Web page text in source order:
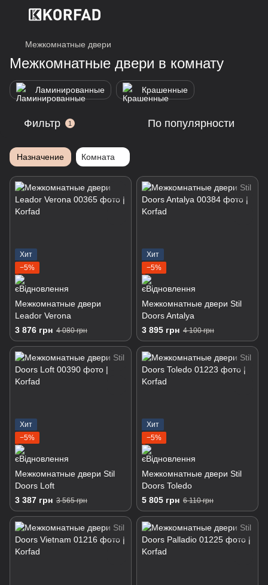
Межкомнатные двери
Межкомнатные двери в комнату
Ламинированные Крашенные
Фильтр 1 По популярности
Назначение Комната
Хит
−5%
Межкомнатные двери
Leador Verona
3 876 грн 4 080 грн
Хит
−5%
Межкомнатные двери Stil
Doors Antalya
3 895 грн 4 100 грн
Хит
−5%
Межкомнатные двери Stil
Doors Loft
3 387 грн 3 565 грн
Хит
−5%
Межкомнатные двери Stil
Doors Toledo
5 805 грн 6 110 грн